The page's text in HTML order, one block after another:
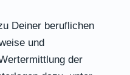
Deiner beruflichen
und
der